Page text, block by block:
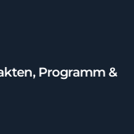
Programm &